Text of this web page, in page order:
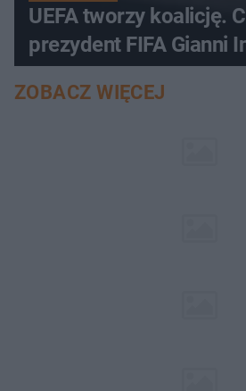
UEFA tworzy koalicję.
prezydent FIFA Gianni
ZOBACZ WIĘCEJ